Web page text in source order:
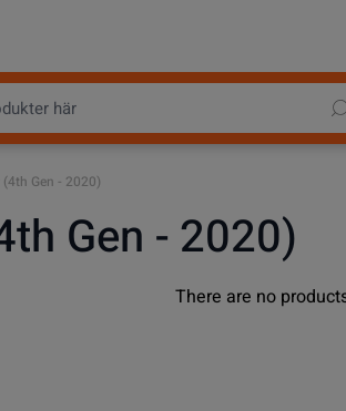
Gen - 2020)
Gen - 2020)
There are no